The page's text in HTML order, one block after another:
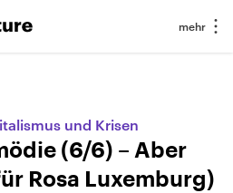
und Krisen
(6/6) – Aber
Rosa Luxemburg)